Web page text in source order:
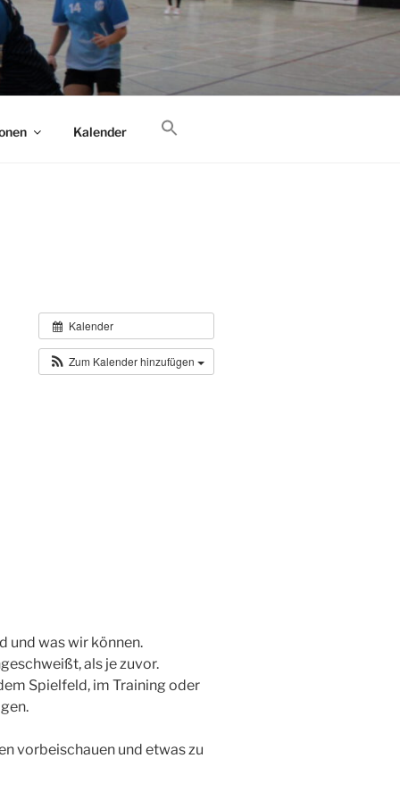
der Nähe von München).
Kalender
Kalender
Zum Kalender hinzufügen
und was wir können.
als je zuvor.
Spielfeld, im Training oder
vorbeischauen und etwas zu